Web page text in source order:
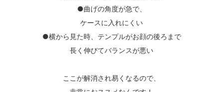
●曲げの角度が急で、
ケースに入れにくい
●横から見た時、テンプルがお顔の後ろまで
長く伸びてバランスが悪い
ここが解消され易くなるので、